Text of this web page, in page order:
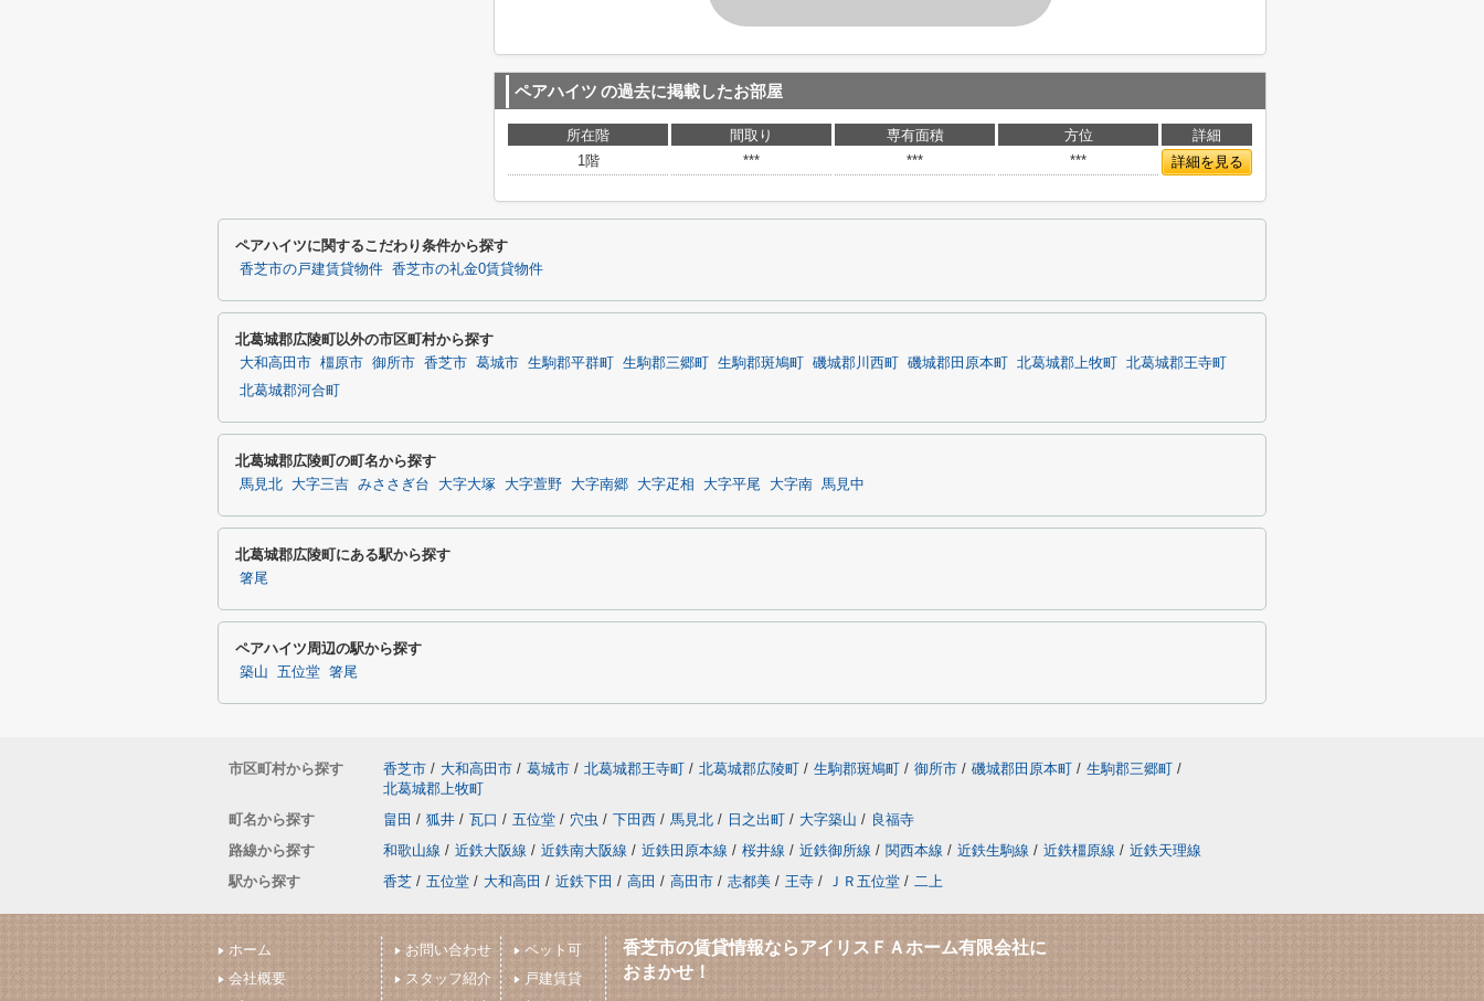
ペアハイツ の過去に掲載したお部屋
所在階 間取り 専有面積 方位
詳細
1階
*** *** *** 詳細を見る
ペアハイツに関するこだわり条件から探す
香芝市の戸建賃貸物件 香芝市の礼金0賃貸物件
北葛城郡広陵町以外の市区町村から探す
大和高田市 橿原市 御所市 香芝市 葛城市 生駒郡平群町 生駒郡三郷町 生駒郡斑鳩町 磯城郡川西町 磯城郡田原本町 北葛城郡上牧町
北葛城郡王寺町
北葛城郡河合町
北葛城郡広陵町の町名から探す
馬見北 大字三吉 みささぎ台 大字大塚 大字萱野 大字南郷 大字疋相 大字平尾 大字南 馬見中
北葛城郡広陵町にある駅から探す
箸尾
ペアハイツ周辺の駅から探す
築山 五位堂 箸尾
市区町村から探す 香芝市 / 大和高田市 / 葛城市 / 北葛城郡王寺町 / 北葛城郡広陵町 / 生駒郡斑鳩町 / 御所市 / 磯城郡田原本町 / 生駒郡三郷町 /
北葛城郡上牧町
町名から探す
畠田 / 狐井 / 瓦口 / 五位堂 / 穴虫 / 下田西 / 馬見北 / 日之出町 / 大字築山 / 良福寺
路線から探す
和歌山線 / 近鉄大阪線 / 近鉄南大阪線 / 近鉄田原本線 / 桜井線 / 近鉄御所線 / 関西本線 / 近鉄生駒線 / 近鉄橿原線 / 近鉄天理線
駅から探す
香芝 / 五位堂 / 大和高田 / 近鉄下田 / 高田 / 高田市 / 志都美 / 王寺 / ＪＲ五位堂 / 二上
ホーム
会社概要
お問い合わせ
スタッフ紹介
ペット可
戸建賃貸
香芝市の賃貸情報ならアイリスＦＡホーム有限会社に
おまかせ！